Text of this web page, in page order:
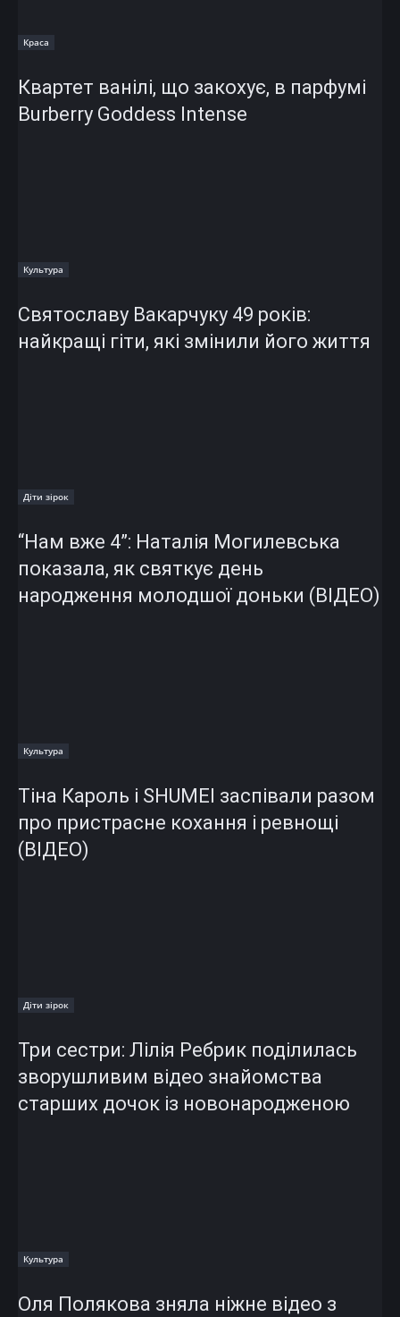
Краса
Квартет ванілі, що закохує, в парфумі
Burberry Goddess Intense
Культура
Святославу Вакарчуку 49 років:
найкращі гіти, які змінили його життя
Діти зірок
“Нам вже 4”: Наталія Могилевська
показала, як святкує день
народження молодшої доньки (ВІДЕО)
Культура
Тіна Кароль і SHUMEI заспівали разом
про пристрасне кохання і ревнощі
(ВІДЕО)
Діти зірок
Три сестри: Лілія Ребрик поділилась
зворушливим відео знайомства
старших дочок із новонародженою
Культура
Оля Полякова зняла ніжне відео з